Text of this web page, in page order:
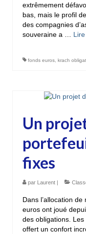
extrêmement
bas, mais le profil
des compagnies
souveraine a …
fonds euros krach
Un
fixes
par Laurent |
Dans l’allocation
euros ont joué
des obligations.
offert un confort